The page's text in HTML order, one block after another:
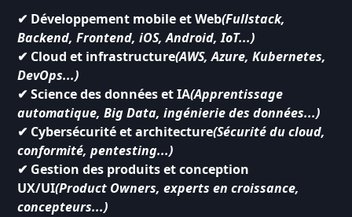
✔ Développement mobile et Web(Fullstack,
Backend, Frontend, iOS, Android, IoT...)
✔ Cloud et infrastructure(AWS, Azure, Kubernetes,
DevOps...)
✔Science des données et IA(Apprentissage
automatique, Big Data, ingénierie des données...)
✔ Cybersécurité et architecture(Sécurité du cloud,
conformité, pentesting...)
✔ Gestion des produits et conception
UX/UI(Product Owners, experts en croissance,
concepteurs...)